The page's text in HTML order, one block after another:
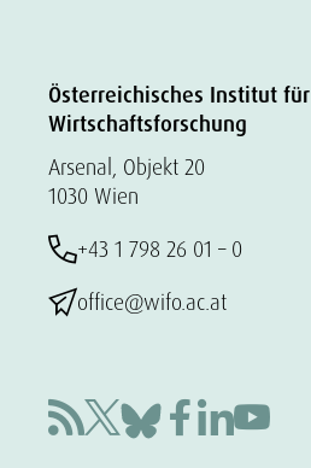
Österreichisches Institut für
Wirtschaftsforschung
Arsenal, Objekt 20
1030 Wien
+43 1 798 26 01 – 0
office@wifo.ac.at